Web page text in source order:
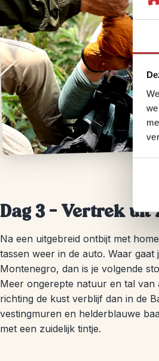
Dag 3 – Vertrek
Na een uitgebreid ontbijt met
tassen weer in de auto. Waar
Montenegro, dan is je volgende
Meer ongerepte natuur en tal van
richting de kust verblijf dan in de
vestingmuren en helderblauwe
met een zuidelijk tintje.